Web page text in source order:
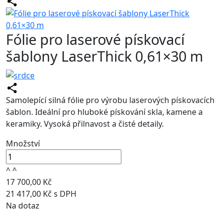
Fólie pro laserové pískovací
šablony LaserThick 0,61×30 m
Samolepící silná fólie pro výrobu laserových pískovacích
šablon. Ideální pro hluboké pískování skla, kamene a
keramiky. Vysoká přilnavost a čisté detaily.
Množství
^^
17 700,00 Kč
21 417,00 Kč s DPH
Na dotaz